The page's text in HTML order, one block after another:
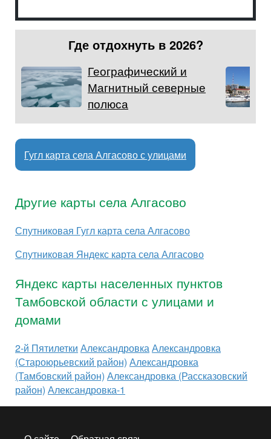
Где отдохнуть в 2026?
Географический и
Магнитный северные
полюса
Гугл карта села Алгасово с улицами
Другие карты села Алгасово
Спутниковая Гугл карта села Алгасово
Спутниковая Яндекс карта села Алгасово
Яндекс карты населенных пунктов
Тамбовской области с улицами и
домами
2-й Пятилетки Александровка Александровка
(Староюрьевский район) Александровка
(Тамбовский район) Александровка (Рассказовский
район) Александровка-1